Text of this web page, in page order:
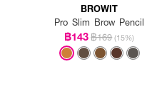
BROWIT
Pro Slim Brow Pencil
฿143฿169 (15%)